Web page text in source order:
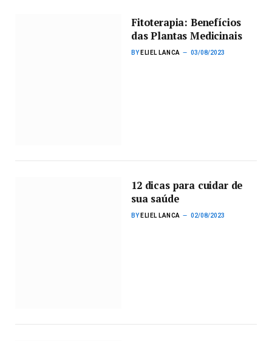
Fitoterapia: Benefícios
das Plantas Medicinais
BY ELIEL LANCA 03/08/2023
12 dicas para cuidar de
sua saúde
BY ELIEL LANCA 02/08/2023